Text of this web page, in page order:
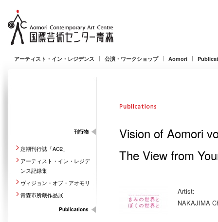
アーティスト・イン・レジデンス 公演・ワークショップ Aomori
Vision of Aomori
The View from
Artist:
NAKAJIMA
刊行物
定期刊行誌「AC2」
アーティスト・イン・レジデ
ンス記録集
ヴィジョン・オブ・アオモリ
青森市所蔵作品展
Publications